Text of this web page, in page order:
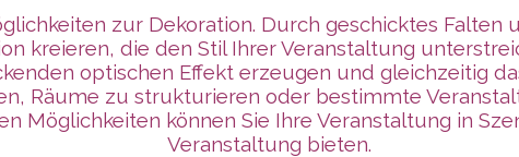
zur Dekoration. Durch geschicktes Falten
kreieren, die den Stil Ihrer Veranstaltung
optischen Effekt erzeugen und gleichzeitig
Räume zu strukturieren oder bestimmte
Möglichkeiten können Sie Ihre Veranstaltung in
Veranstaltung bieten.